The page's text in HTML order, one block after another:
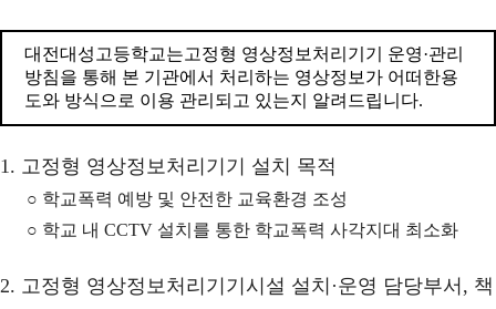
대전대성고등학교는고정형 영상정보처리기기 운영·관리
방침을 통해 본 기관에서 처리하는 영상정보가 어떠한용
도와 방식으로 이용 관리되고 있는지 알려드립니다.
1. 고정형 영상정보처리기기 설치 목적
○ 학교폭력 예방 및 안전한 교육환경 조성
○ 학교 내 CCTV 설치를 통한 학교폭력 사각지대 최소화
2. 고정형 영상정보처리기기시설 설치·운영 담당부서, 책